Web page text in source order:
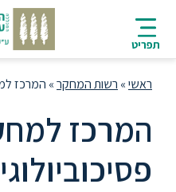
לתוכן
מרכזי
העמוד
תפריט
AR
פודקאסט
ראשי» רשות המחקר» המרכז
המרכז
פסיכוביולוגי